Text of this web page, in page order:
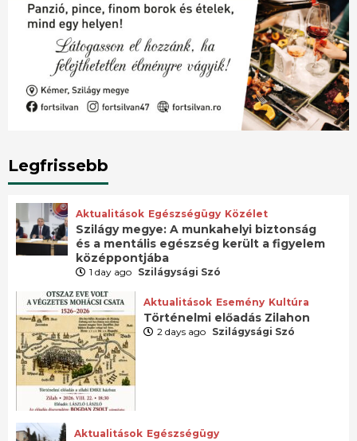
Legfrissebb
Aktualitások Egészségügy Közélet
Szilágy megye: A munkahelyi biztonság
és a mentális egészség került a figyelem
középpontjába
1 day ago Szilágysági Szó
Aktualitások Esemény Kultúra
Történelmi előadás Zilahon
2 days ago Szilágysági Szó
Aktualitások Egészségügy